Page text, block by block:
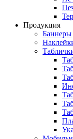
Продукция
Баннеры